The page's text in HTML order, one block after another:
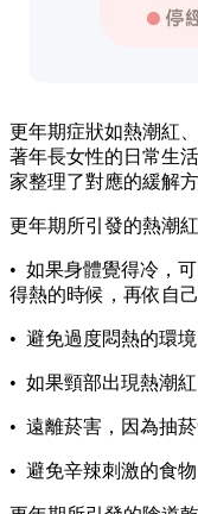
更年期症狀如熱潮紅
著年長女性的日常生
家整理了對應的緩解方
更年期所引發的熱潮
• 如果身體覺得冷，
得熱的時候，再依自
• 避免過度悶熱的環
• 如果頸部出現熱潮
• 遠離菸害，因為抽
• 避免辛辣刺激的食物